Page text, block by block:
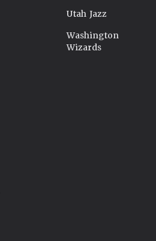
Utah Jazz
Washington
Wizards